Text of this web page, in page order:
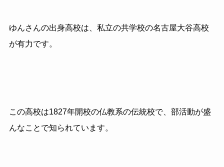
ゆんさんの出身高校は、私立の共学校の名古屋大谷高校
が有力です。
この高校は1827年開校の仏教系の伝統校で、部活動が盛
んなことで知られています。